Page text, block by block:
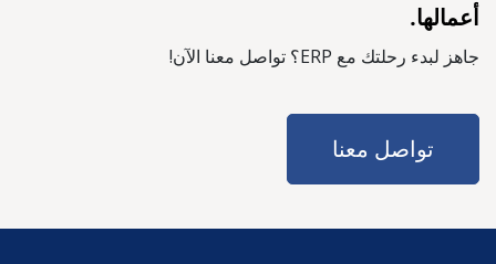
أعمالها.
جاهز لبدء رحلتك مع ERP؟ تواصل معنا الآن! ​
تواصل معنا